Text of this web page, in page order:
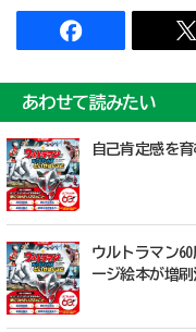
あわせて読みたい
自己肯定感を
ウルトラマン
ージ絵本が増